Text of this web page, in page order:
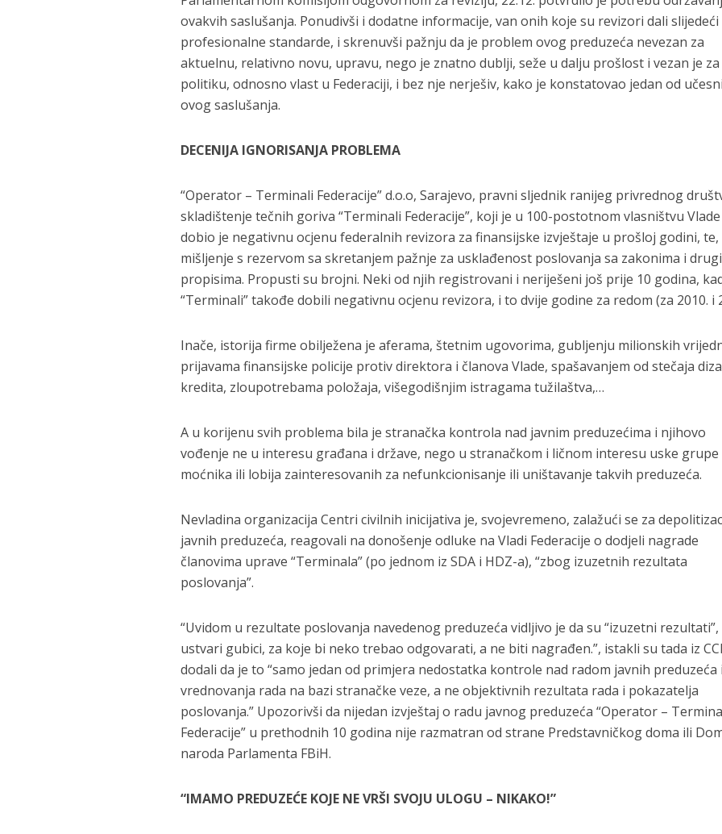
ovakvih saslušanja. Ponudivši i dodatne informacije, van onih koje su revizori dali slijedeći
profesionalne standarde, i skrenuvši pažnju da je problem ovog preduzeća nevezan za
aktuelnu, relativno novu, upravu, nego je znatno dublji, seže u dalju prošlost i vezan je za
politiku, odnosno vlast u Federaciji, i bez nje nerješiv, kako je konstatovao jedan od
ovog saslušanja.
DECENIJA IGNORISANJA PROBLEMA
“Operator – Terminali Federacije” d.o.o, Sarajevo, pravni sljednik ranijeg privrednog
skladištenje tečnih goriva “Terminali Federacije”, koji je u 100-postotnom vlasništvu Vlade
dobio je negativnu ocjenu federalnih revizora za finansijske izvještaje u prošloj godini, te,
mišljenje s rezervom sa skretanjem pažnje za usklađenost poslovanja sa zakonima i
propisima. Propusti su brojni. Neki od njih registrovani i neriješeni još prije 10 godina,
“Terminali” takođe dobili negativnu ocjenu revizora, i to dvije godine za redom (za 2010. i
Inače, istorija firme obilježena je aferama, štetnim ugovorima, gubljenju milionskih
prijavama finansijske policije protiv direktora i članova Vlade, spašavanjem od stečaja
kredita, zloupotrebama položaja, višegodišnjim istragama tužilaštva,…
A u korijenu svih problema bila je stranačka kontrola nad javnim preduzećima i njihovo
vođenje ne u interesu građana i države, nego u stranačkom i ličnom interesu uske grupe
moćnika ili lobija zainteresovanih za nefunkcionisanje ili uništavanje takvih preduzeća.
Nevladina organizacija Centri civilnih inicijativa je, svojevremeno, zalažući se za
javnih preduzeća, reagovali na donošenje odluke na Vladi Federacije o dodjeli nagrade
članovima uprave “Terminala” (po jednom iz SDA i HDZ-a), “zbog izuzetnih rezultata
poslovanja”.
“Uvidom u rezultate poslovanja navedenog preduzeća vidljivo je da su “izuzetni rezultati”,
ustvari gubici, za koje bi neko trebao odgovarati, a ne biti nagrađen.”, istakli su tada iz
dodali da je to “samo jedan od primjera nedostatka kontrole nad radom javnih preduzeća i
vrednovanja rada na bazi stranačke veze, a ne objektivnih rezultata rada i pokazatelja
poslovanja.” Upozorivši da nijedan izvještaj o radu javnog preduzeća “Operator –
Federacije” u prethodnih 10 godina nije razmatran od strane Predstavničkog doma ili
naroda Parlamenta FBiH.
“IMAMO PREDUZEĆE KOJE NE VRŠI SVOJU ULOGU – NIKAKO!”